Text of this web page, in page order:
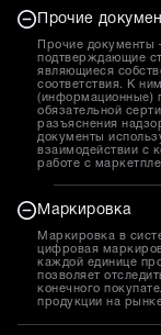
Прочие
Прочие
подтверждающие
являющиеся
соответствия. К
(информационные)
обязательной
разъяснения
документы
взаимодействии с
работе с
Маркировка
Маркировка в
цифровая
каждой единице
позволяет
конечного
продукции на